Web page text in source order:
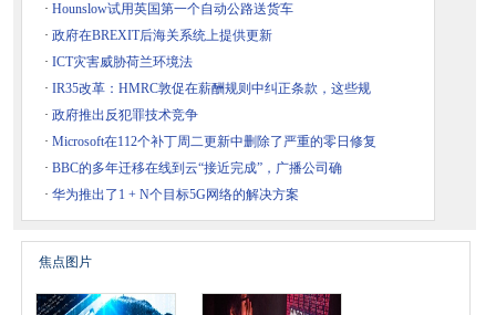
· Hounslow试用英国第一个自动公路送货车
· 政府在BREXIT后海关系统上提供更新
· ICT灾害威胁荷兰环境法
· IR35改革：HMRC敦促在薪酬规则中纠正条款，这些规
· 政府推出反犯罪技术竞争
· Microsoft在112个补丁周二更新中删除了严重的零日修复
· BBC的多年迁移在线到云“接近完成”，广播公司确
· 华为推出了1 + N个目标5G网络的解决方案
焦点图片